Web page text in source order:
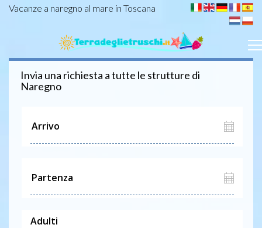
Vacanze a naregno al mare in Toscana
Invia una richiesta a tutte le strutture di
Naregno
Adulti